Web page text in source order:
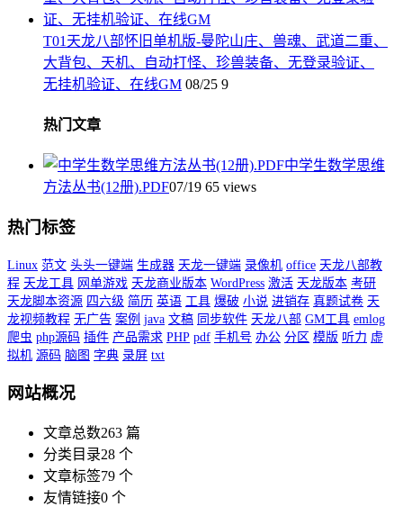
T01天龙八部怀旧单机版-曼陀山庄、兽魂、武道二重、
大背包、天机、自动打怪、珍兽装备、无登录验证、
无挂机验证、在线GM 08/25 9
热门文章
中学生数学思维
方法丛书(12册).PDF07/19 65 views
热门标签
Linux 范文 头头一键端 生成器 天龙一键端 录像机 office 天龙八部教
程 天龙工具 网单游戏 天龙商业版本 WordPress 激活 天龙版本 考研
天龙脚本资源 四六级 简历 英语 工具 爆破 小说 进销存 真题试卷 天
龙视频教程 无广告 案例 java 文稿 同步软件 天龙八部 GM工具 emlog
爬虫 php源码 插件 产品需求 PHP pdf 手机号 办公 分区 模版 听力 虚
拟机 源码 脑图 字典 录屏 txt
网站概况
文章总数263 篇
分类目录28 个
文章标签79 个
友情链接0 个